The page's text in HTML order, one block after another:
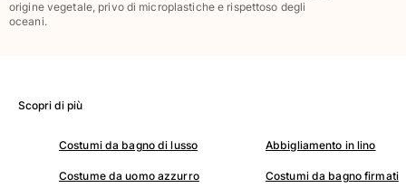
Bermuda
Vedi tutti i Abbigliamento
origine vegetale, privo di microplastiche e rispettoso degli
oceani.
Scopri di più
Costumi da bagno di lusso Abbigliamento in lino
Costume da uomo azzurro Costumi da bagno firmati